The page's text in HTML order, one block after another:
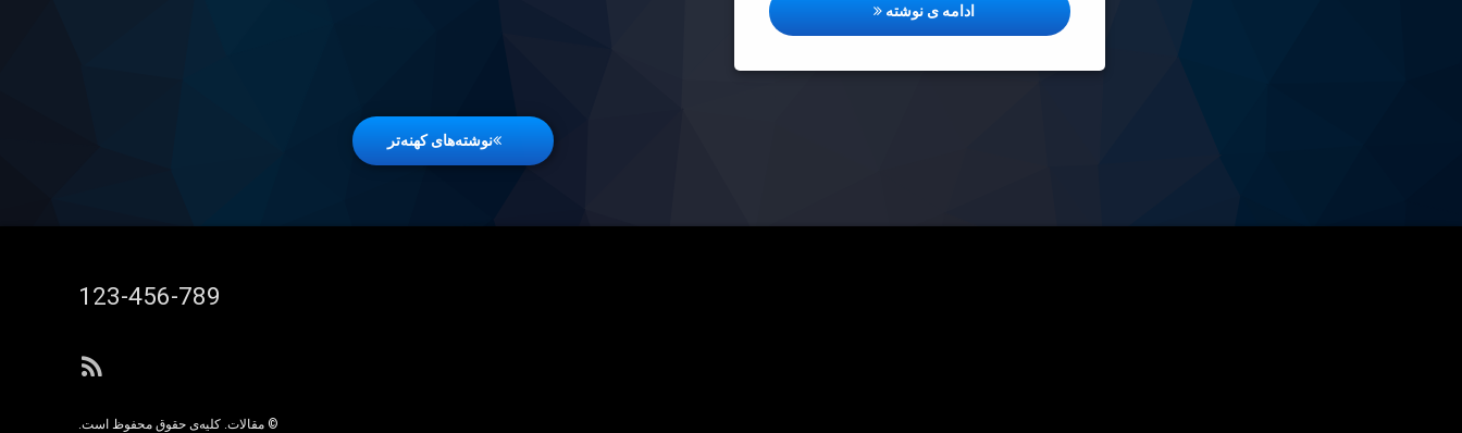
ادامه ی نوشته اهمیت عید قربان و اسرار قربانی در اسلام
نوشته‌های کهنه‌تر
تلفن:
123-456-789
آر اس
© مقالات. کلیه‌ی حقوق محفوظ است.